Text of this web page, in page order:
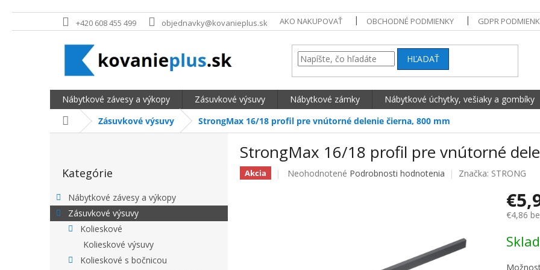
Prejsť na obsah +420 608 455 499 objednavky@kovanieplus.sk AKO NAKUPOVAŤ OBCHODNÉ PODMIENKY GDPR
HĽADAŤ
Nábytkové závesy a výkopy Zásuvkové výsuvy Nábytkové zámky Nábytkové úchytky, vešiaky a gombíky
DomovZásuvkové výsuvy StrongMax 16/18 profil pre vnútorné delenie čierna, 800 mm
BOČNÝ PANEL
Kategórie
Nábytkové závesy a výkopy
Zásuvkové výsuvy
Kolieskové
Kolieskové výsuvy
Kolieskové s bočnicou
StrongMax 16/18 profil pre vnútorné
Akcia Priemerné hodnotenie produktu je 0,0 z 5 hviezdičiek.
Neohodnotené Podrobnosti hodnotenia Značka: STRONG
€4,86